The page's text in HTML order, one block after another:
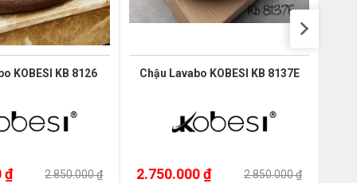
KOBESI KB 8126
₫ 2.850.000 ₫
Chậu Lavabo KOBESI KB 8137E
2.750.000 ₫ 2.850.000 ₫